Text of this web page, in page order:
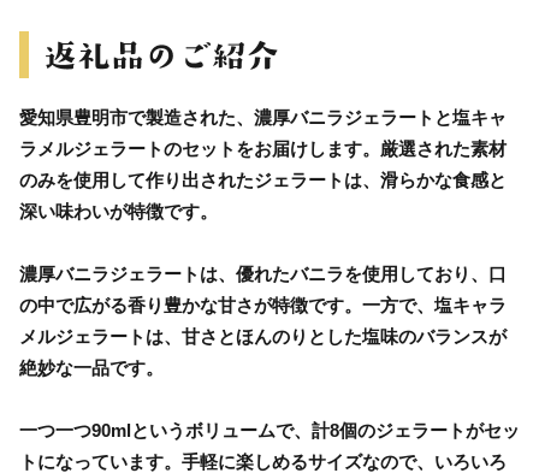
愛知県豊明市で製造された、濃厚バニラジェラートと塩キャ
ラメルジェラートのセットをお届けします。厳選された素材
のみを使用して作り出されたジェラートは、滑らかな食感と
深い味わいが特徴です。
濃厚バニラジェラートは、優れたバニラを使用しており、口
の中で広がる香り豊かな甘さが特徴です。一方で、塩キャラ
メルジェラートは、甘さとほんのりとした塩味のバランスが
絶妙な一品です。
一つ一つ90mlというボリュームで、計8個のジェラートがセッ
トになっています。手軽に楽しめるサイズなので、いろいろ